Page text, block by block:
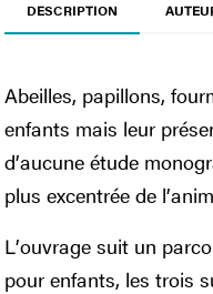
DESCRIPTION
Abeilles, papillons,
enfants mais leur
d’aucune étude
plus excentrée de
L’ouvrage suit un
pour enfants, les trois